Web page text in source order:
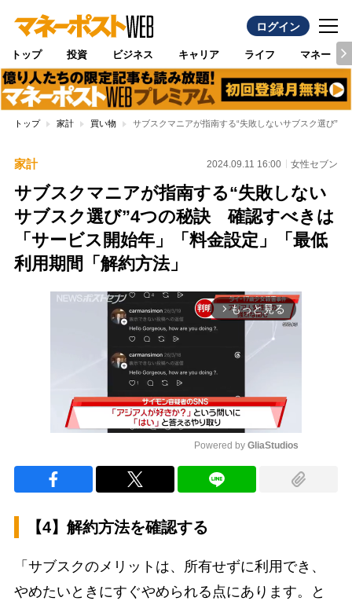
ログイン
トップ 投資 ビジネス キャリア ライフ マネー
トップ 家計 買い物 サブスクマニアが指南する“失敗しないサブスク選び
家計 2024.09.11 16:00 女性セブン
サブスクマニアが指南する“失敗しない
サブスク選び”4つの秘訣 確認すべきは
「サービス開始年」「料金設定」「最低
利用期間「解約方法」
arrow_forward_ios もっと見る
Powered by GliaStudios
【4】解約方法を確認する
「サブスクのメリットは、所有せずに利用でき、
やめたいときにすぐやめられる点にあります。と